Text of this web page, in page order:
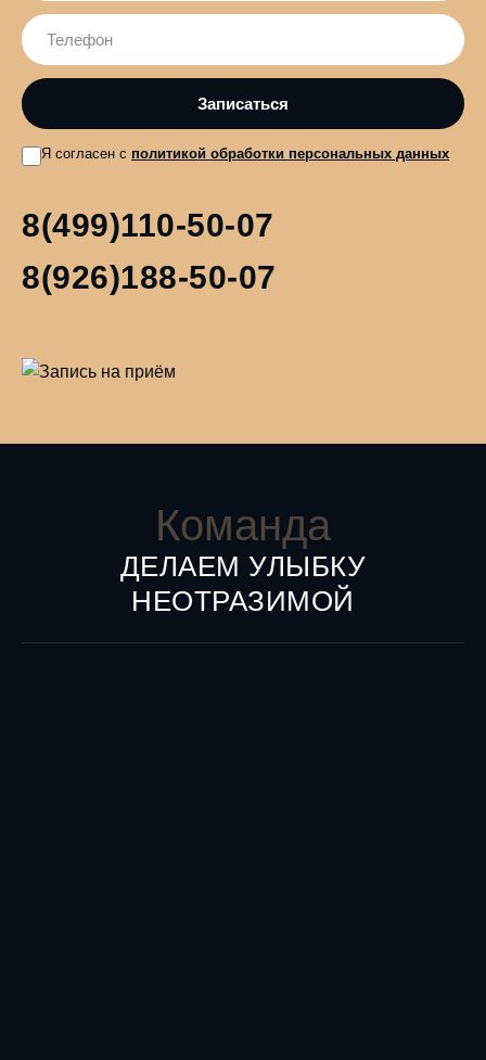
Я согласен с политикой обработки персональных данных
8(499)110-50-07
8(926)188-50-07
ДЕЛАЕМ УЛЫБКУ
НЕОТРАЗИМОЙ
Команда